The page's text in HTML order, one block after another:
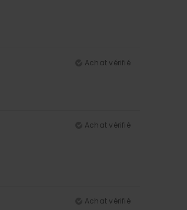
Achat vérifié
Achat vérifié
Achat vérifié